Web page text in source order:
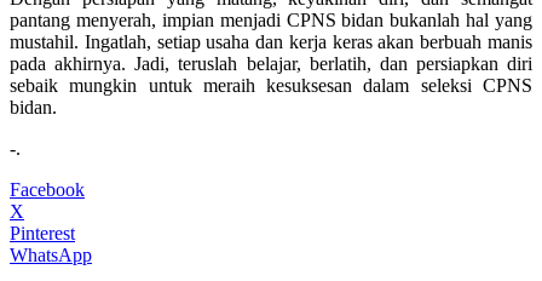
pantang menyerah, impian menjadi CPNS bidan bukanlah hal yang
mustahil. Ingatlah, setiap usaha dan kerja keras akan berbuah manis
pada akhirnya. Jadi, teruslah belajar, berlatih, dan persiapkan diri
sebaik mungkin untuk meraih kesuksesan dalam seleksi CPNS
bidan.
-.
Facebook
X
Pinterest
WhatsApp